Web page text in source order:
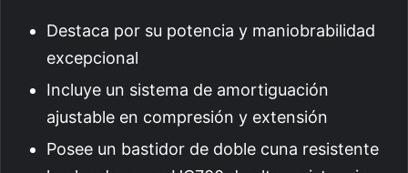
Destaca por su potencia y maniobrabilidad
excepcional
Incluye un sistema de amortiguación
ajustable en compresión y extensión
Posee un bastidor de doble cuna resistente